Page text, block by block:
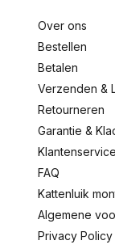
Over ons
Bestellen
Betalen
Verzenden &
Retourneren
Garantie &
FAQ
Kattenluik
Algemene
Privacy Policy